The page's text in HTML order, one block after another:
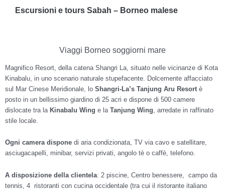
Escursioni e tours Sabah – Borneo malese
Viaggi Borneo soggiorni mare
Magnifico Resort, della catena Shangri La, situato nelle vicinanze di Kota
Kinabalu, in uno scenario naturale stupefacente. Dolcemente affacciato
sul Mar Cinese Meridionale, lo Shangri-La’s Tanjung Aru Resort è
posto in un bellissimo giardino di 25 acri e dispone di 500 camere
dislocate tra la Kinabalu Wing e la Tanjung Wing , arredate in raffinato
stile locale.
Ogni camera dispone di aria condizionata, TV via cavo e satellitare,
asciugacapelli, minibar, servizi privati, angolo tè o caffè, telefono.
A disposizione della clientela: 2 piscine, Centro benessere, campo da
tennis, 4 ristoranti con cucina occidentale (tra cui il ristorante italiano